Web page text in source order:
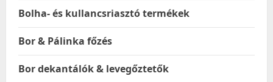
Bolha- és kullancsriasztó termékek
Bor & Pálinka főzés
Bor dekantálók & levegőztetők